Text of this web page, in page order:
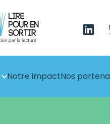
Notre impactNos